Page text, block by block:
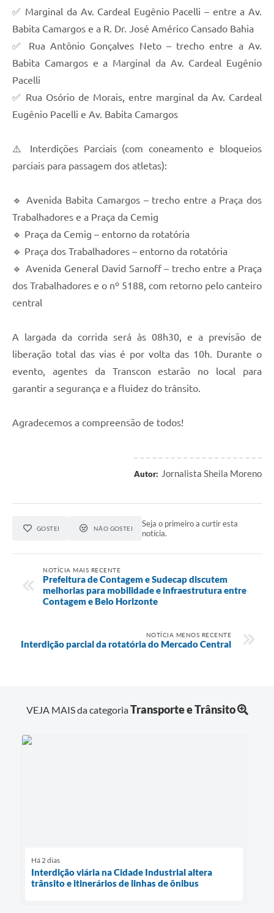
✅ Marginal da Av. Cardeal Eugênio Pacelli – entre a Av.
Babita Camargos e a R. Dr. José Américo Cansado Bahia
✅ Rua Antônio Gonçalves Neto – trecho entre a Av.
Babita Camargos e a Marginal da Av. Cardeal Eugênio
Pacelli
✅ Rua Osório de Morais, entre marginal da Av. Cardeal
Eugênio Pacelli e Av. Babita Camargos
⚠️ Interdições Parciais (com coneamento e bloqueios
parciais para passagem dos atletas):
🔹 Avenida Babita Camargos – trecho entre a Praça dos
Trabalhadores e a Praça da Cemig
🔹 Praça da Cemig – entorno da rotatória
🔹 Praça dos Trabalhadores – entorno da rotatória
🔹 Avenida General David Sarnoff – trecho entre a Praça
dos Trabalhadores e o nº 5188, com retorno pelo canteiro
central
A largada da corrida será às 08h30, e a previsão de
liberação total das vias é por volta das 10h. Durante o
evento, agentes da Transcon estarão no local para
garantir a segurança e a fluidez do trânsito.
Agradecemos a compreensão de todos!
Autor: Jornalista Sheila Moreno
GOSTEI NÃO GOSTEI
Seja o primeiro a curtir esta
notícia.
NOTÍCIA MAIS RECENTE
Prefeitura de Contagem e Sudecap discutem
melhorias para mobilidade e infraestrutura entre
Contagem e Belo Horizonte
NOTÍCIA MENOS RECENTE
Interdição parcial da rotatória do Mercado Central
VEJA MAIS da categoriaTransporte e Trânsito
Há 2 dias
Interdição viária na Cidade Industrial altera
trânsito e itinerários de linhas de ônibus